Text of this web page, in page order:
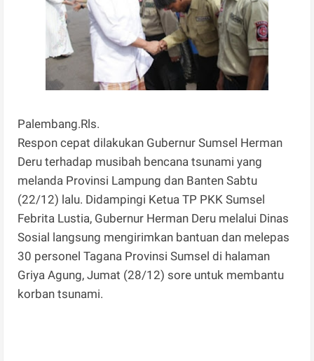
Palembang.Rls.
Respon cepat dilakukan Gubernur Sumsel Herman
Deru terhadap musibah bencana tsunami yang
melanda Provinsi Lampung dan Banten Sabtu
(22/12) lalu. Didampingi Ketua TP PKK Sumsel
Febrita Lustia, Gubernur Herman Deru melalui Dinas
Sosial langsung mengirimkan bantuan dan melepas
30 personel Tagana Provinsi Sumsel di halaman
Griya Agung, Jumat (28/12) sore untuk membantu
korban tsunami.